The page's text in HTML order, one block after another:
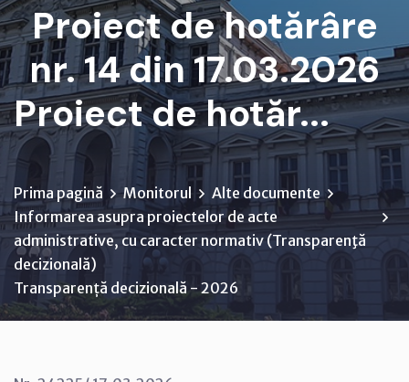
Proiect de hotărâre
nr. 14 din 17.03.2026
Proiect de hotăr...
Prima pagină Monitorul
Alte documente
Informarea asupra proiectelor de acte
administrative, cu caracter normativ (Transparenţă
decizională)
Transparență decizională - 2026